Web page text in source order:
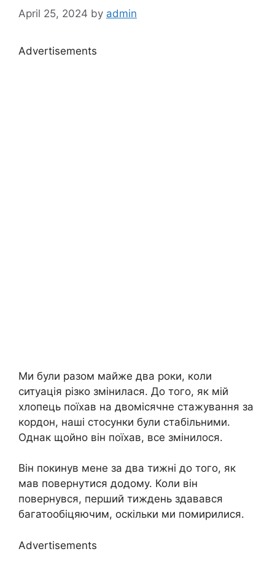
April 25, 2024 by admin
Advertisements
Ми були разом майже два роки, коли
ситуація різко змінилася. До того, як мій
хлопець поїхав на двомісячне стажування за
кордон, наші стосунки були стабільними.
Однак щойно він поїхав, все змінилося.
Він покинув мене за два тижні до того, як
мав повернутися додому. Коли він
повернувся, перший тиждень здавався
багатообіцяючим, оскільки ми помирилися.
Advertisements